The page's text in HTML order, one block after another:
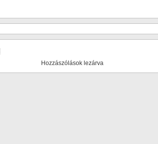
Hozzászólások lezárva